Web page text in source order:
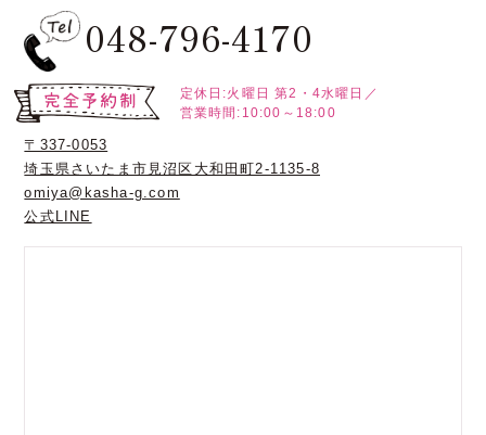
048-796-4170
定休日:火曜日 第2・4水曜日／
営業時間:10:00～18:00
〒337-0053
埼玉県さいたま市見沼区大和田町2-1135-8
omiya@kasha-g.com
公式LINE